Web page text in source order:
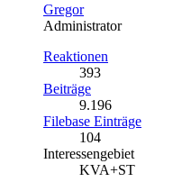
Gregor
Administrator
Reaktionen
393
Beiträge
9.196
Filebase Einträge
104
Interessengebiet
KVA+ST